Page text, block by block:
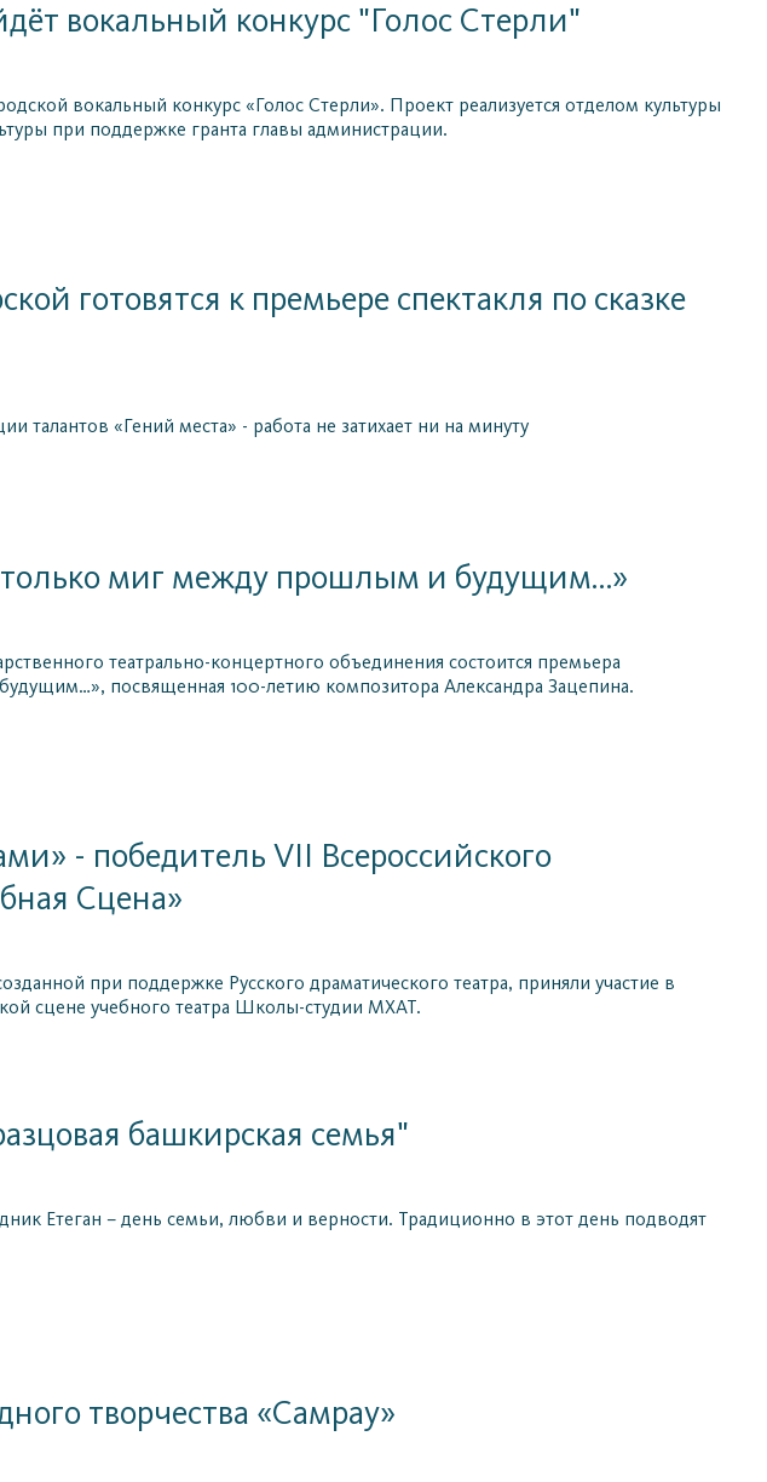
вокальный конкурс "Голос Стерли"
вокальный конкурс «Голос Стерли». Проект реализуется отделом культуры
при поддержке гранта главы администрации.
готовятся к премьере спектакля по сказке
талантов «Гений места» - работа не затихает ни на минуту
только миг между прошлым и будущим…»
театрально-концертного объединения состоится премьера
посвященная 100-летию композитора Александра Зацепина.
- победитель VII Всероссийского
Сцена»
при поддержке Русского драматического театра, приняли участие в
сцене учебного театра Школы-студии МХАТ.
башкирская семья"
Етеган – день семьи, любви и верности. Традиционно в этот день подводят
творчества «Самрау»